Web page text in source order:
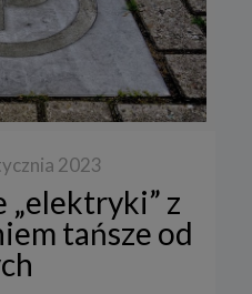
2023
„elektryki” z
tańsze od